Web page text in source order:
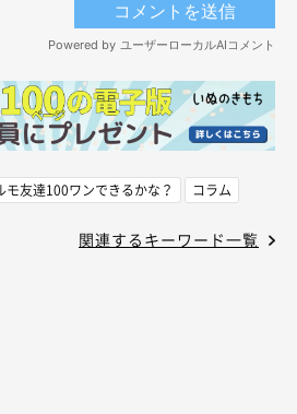
モ友達100ワンできるかな？ コラム
関連するキーワード一覧